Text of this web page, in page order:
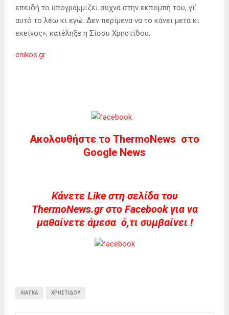
επειδή το υπογραμμίζει συχνά στην εκπομπή του, γι’
αυτό το λέω κι εγώ. Δεν περίμενα να το κάνει μετά κι
εκείνος», κατέληξε η Σίσσυ Χρηστίδου.
enikos.gr
Ακολουθήστε το ThermoNews στο
Google News
Kάνετε Like στη σελίδα του
ThermoNews.gr στο Facebook για να
μαθαίνετε άμεσα ό,τι συμβαίνει !
ΛΙΆΓΚΑ ΧΡΗΣΤΊΔΟΥ